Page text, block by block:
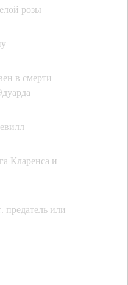
розы
в смерти
Кларенса и
предатель или